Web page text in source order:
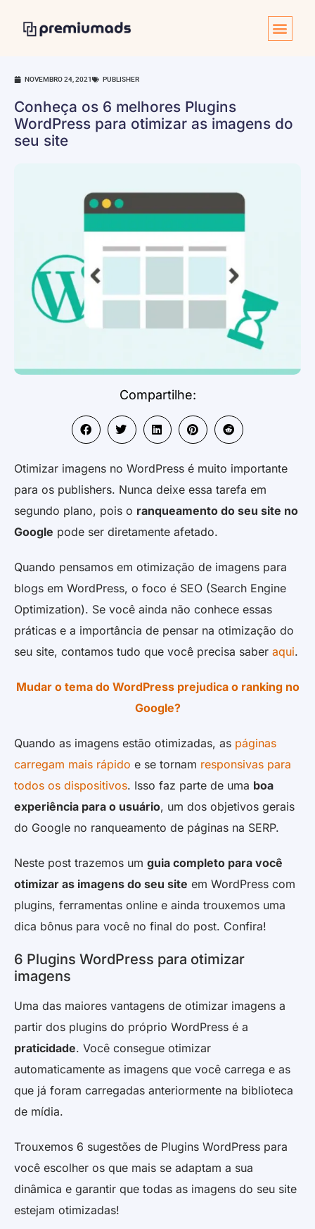
NOVEMBRO 24, 2021 PUBLISHER
Conheça os 6 melhores Plugins
WordPress para otimizar as imagens do
seu site
Compartilhe:
Otimizar imagens no WordPress é muito importante
para os publishers. Nunca deixe essa tarefa em
segundo plano, pois o ranqueamento do seu site no
Google pode ser diretamente afetado.
Quando pensamos em otimização de imagens para
blogs em WordPress, o foco é SEO (Search Engine
Optimization). Se você ainda não conhece essas
práticas e a importância de pensar na otimização do
seu site, contamos tudo que você precisa saber aqui.
Mudar o tema do WordPress prejudica o ranking no
Google?
Quando as imagens estão otimizadas, as páginas
carregam mais rápido e se tornam responsivas para
todos os dispositivos. Isso faz parte de uma boa
experiência para o usuário, um dos objetivos gerais
do Google no ranqueamento de páginas na SERP.
Neste post trazemos um guia completo para você
otimizar as imagens do seu site em WordPress com
plugins, ferramentas online e ainda trouxemos uma
dica bônus para você no final do post. Confira!
6 Plugins WordPress para otimizar
imagens
Uma das maiores vantagens de otimizar imagens a
partir dos plugins do próprio WordPress é a
praticidade. Você consegue otimizar
automaticamente as imagens que você carrega e as
que já foram carregadas anteriormente na biblioteca
de mídia.
Trouxemos 6 sugestões de Plugins WordPress para
você escolher os que mais se adaptam a sua
dinâmica e garantir que todas as imagens do seu site
estejam otimizadas!